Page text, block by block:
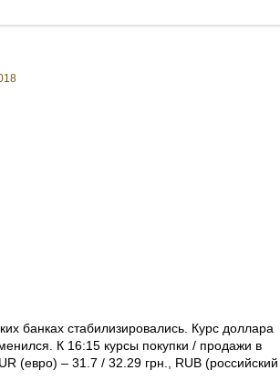
банках стабилизировались. Курс доллара
К 16:15 курсы покупки / продажи в
(евро) – 31.7 / 32.29 грн., RUB (российский